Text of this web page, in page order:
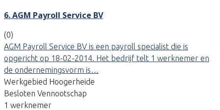
6. AGM Payroll Service BV
(0)
AGM Payroll Service BV is een payroll specialist die is
opgericht op 18-02-2014. Het bedrijf telt 1 werknemer en
de ondernemingsvorm is…
Werkgebied Hoogerheide
Besloten Vennootschap
1 werknemer